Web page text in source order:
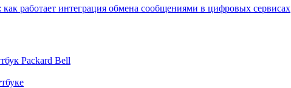
как работает интеграция обмена сообщениями в цифровых сервисах
Packard Bell